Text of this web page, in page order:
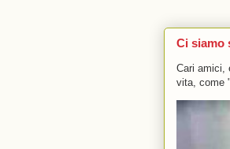
Ci siamo
Cari amici,
vita, come